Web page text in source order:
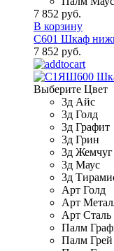
7 852 руб.
В корзину
С601 Шкаф
7 852 руб.
Выберите Цвет
3д Айс
3д Голд
3д Графит
3д Грин
3д Жемчуг
3д Маус
3д
Арт Голд
Арт
Арт Сталь
Палм
Палм Грей